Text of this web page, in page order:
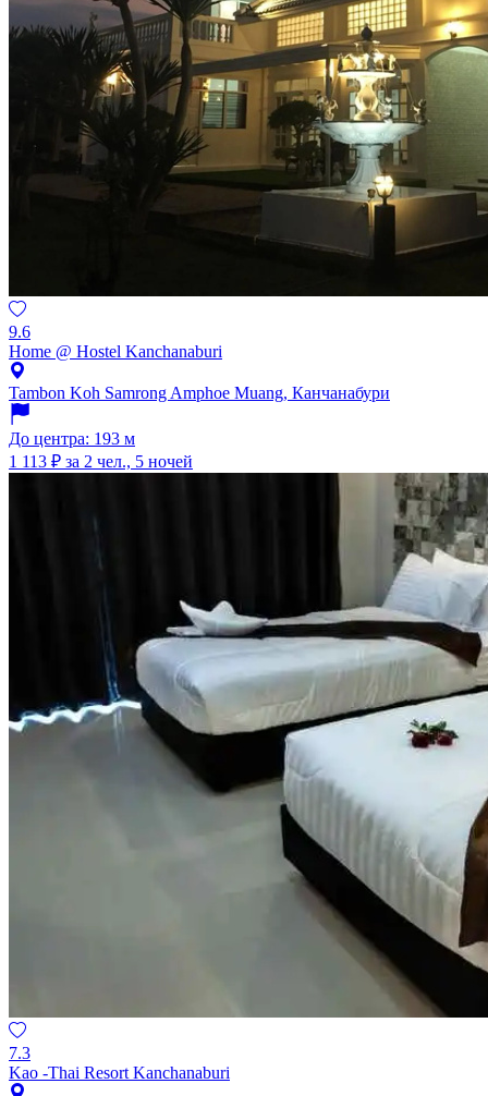
9.6
Home @ Hostel Kanchanaburi
Tambon Koh Samrong Amphoe Muang, Канчанабури
До центра: 193 м
1 113 ₽ за 2 чел., 5 ночей
7.3
Kao -Thai Resort Kanchanaburi